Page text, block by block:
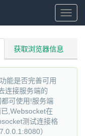
优
获取浏览器信息
能是否完善可用
连接服务端的
可使用!服务端
,Websocket在
测试连接格
）